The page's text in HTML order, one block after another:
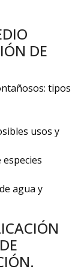
DE
tipos
usos y
agua y